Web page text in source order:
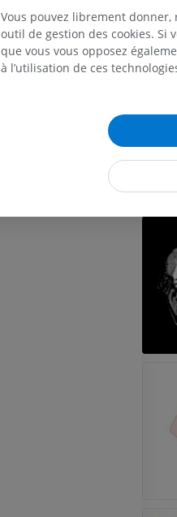
edition
http://
Vous pouvez librement
outil de gestion des cookies. Si
que vous vous opposez
à l’utilisation de ces